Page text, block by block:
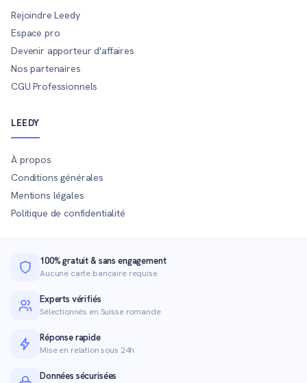
Rejoindre Leedy
Espace pro
Devenir apporteur d'affaires
Nos partenaires
CGU Professionnels
LEEDY
À propos
Conditions générales
Mentions légales
Politique de confidentialité
100% gratuit & sans engagement
Aucune carte bancaire requise
Experts vérifiés
Sélectionnés en Suisse romande
Réponse rapide
Mise en relation sous 24h
Données sécurisées